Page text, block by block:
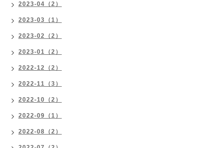
2023-04（2）
2023-03（1）
2023-02（2）
2023-01（2）
2022-12（2）
2022-11（3）
2022-10（2）
2022-09（1）
2022-08（2）